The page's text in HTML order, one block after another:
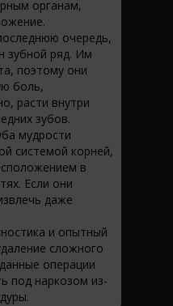
органам,
очередь,
зубной ряд. Им
поэтому они
боль,
расти внутри
зубов.
мудрости
системой корней,
в
Если они
даже
и опытный
сложного
операции
под наркозом из-